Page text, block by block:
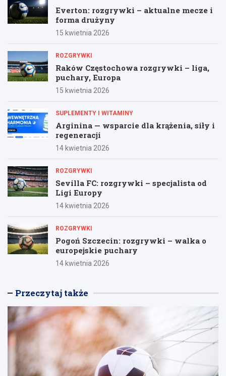
Everton: rozgrywki – aktualne mecze i
forma drużyny
15 kwietnia 2026
ROZGRYWKI
Raków Częstochowa rozgrywki – liga,
puchary, Europa
15 kwietnia 2026
SUPLEMENTY I WITAMINY
Arginina — wsparcie dla krążenia, siły i
regeneracji
14 kwietnia 2026
ROZGRYWKI
Sevilla FC: rozgrywki – specjalista od
Ligi Europy
14 kwietnia 2026
ROZGRYWKI
Pogoń Szczecin: rozgrywki – walka o
europejskie puchary
14 kwietnia 2026
Przeczytaj także